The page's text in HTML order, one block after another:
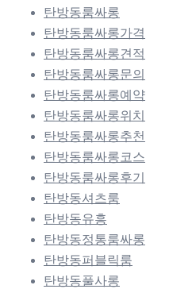
탄방동룸싸롱
탄방동룸싸롱가격
탄방동룸싸롱견적
탄방동룸싸롱문의
탄방동룸싸롱예약
탄방동룸싸롱위치
탄방동룸싸롱추천
탄방동룸싸롱코스
탄방동룸싸롱후기
탄방동셔츠룸
탄방동유흥
탄방동정통룸싸롱
탄방동퍼블릭룸
탄방동풀사롱